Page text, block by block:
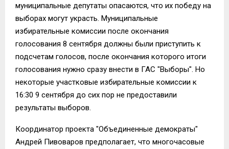
муниципальные депутаты опасаются, что их победу на
выборах могут украсть. Муниципальные
избирательные комиссии после окончания
голосования 8 сентября должны были приступить к
подсчетам голосов, после окончания которого итоги
голосования нужно сразу внести в ГАС "Выборы". Но
некоторые участковые избирательные комиссии к
16:30 9 сентября до сих пор не предоставили
результаты выборов.
Координатор проекта "Объединенные демократы"
Андрей Пивоваров предполагает, что многочасовые